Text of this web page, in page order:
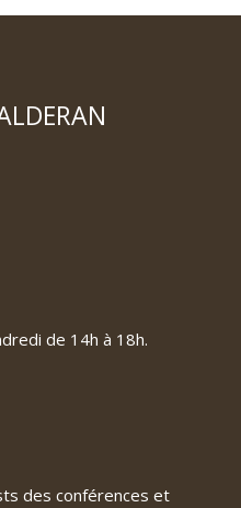
de 14h à 18h.
des conférences et